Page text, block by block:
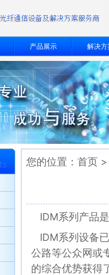
产品展示 解决方
您的位置： 首页
IDM系列产品
IDM系列设备
公路等公众网或
的综合优势获得